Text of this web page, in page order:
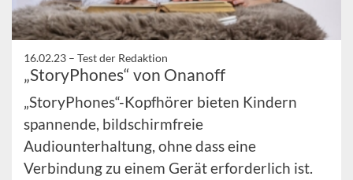
16.02.23 – Test der Redaktion
„StoryPhones“ von Onanoff
„StoryPhones“-Kopfhörer bieten Kindern
spannende, bildschirmfreie
Audiounterhaltung, ohne dass eine
Verbindung zu einem Gerät erforderlich ist.